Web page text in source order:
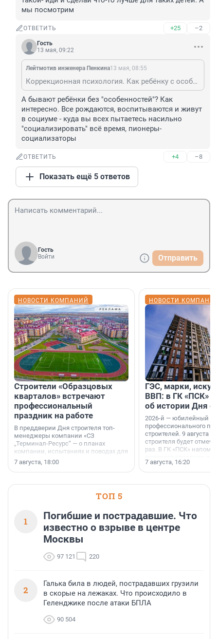
мы посмотрим
ОТВЕТИТЬ +25 –2
Гость
13 мая, 09:22
Лейтмотив инженера Пенкина13 мая, 08:55
Коррекционная психология. Как ребёнку с особенностями социализироваться. Раз умный такой- иди и сделай что-то лучше для таких детей. А мы посмотрим
А бывают ребёнки без "особенностей"? Как
интересно. Все рождаются, воспитываются и живут
в социуме - куда вы всех пытаетесь насильно
"социализировать" всё время, пионеры-
социализаторы
ОТВЕТИТЬ +4 –8
Показать ещё 5 ответов
Гость
Войти
Отправить
НОВОСТИ КОМПАНИЙ
Строители «Образцовых
кварталов» встречают
профессиональный
праздник на работе
В преддверии Дня строителя топ-
менеджеры компании «СЗ
„Терминал-Ресурс“ — о планах
компании, испытаниях и поводах для
осторожного оптимизма.
7 августа, 18:00
НОВОСТИ
ГЭС, марки,
ВВП: в ГК «ПСК»
об истории Дня
2026-й — юбилейный
профессионального
строителей. 9 августа
строителя будет
раз. В ГК «ПСК»
поменялась роль
7 августа, 16:20
ТОП 5
1
Погибшие и пострадавшие. Что
известно о взрыве в центре
Москвы
97 121 220
2
Галька била в людей, пострадавших грузили
в скорые на лежаках. Что происходило в
Геленджике после атаки БПЛА
90 504